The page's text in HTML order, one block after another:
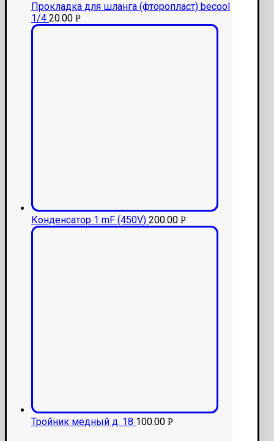
Прокладка для шланга (фторопласт) becool
1/4 20.00 Р
Конденсатор 1 mF (450V) 200.00 Р
Тройник медный д. 18 100.00 Р